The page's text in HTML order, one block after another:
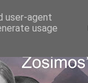
user-agent
usage